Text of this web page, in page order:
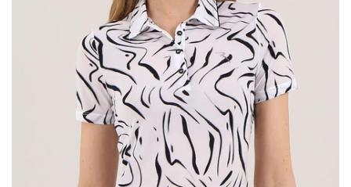
Golfové hole
Oblečení